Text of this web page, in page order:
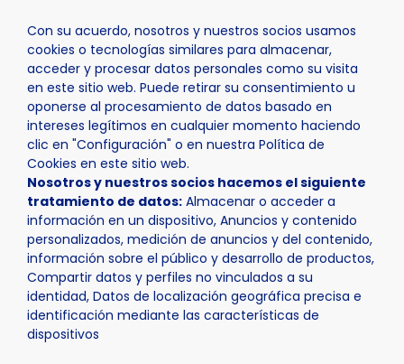
Con su acuerdo, nosotros y nuestros socios usamos
cookies o tecnologías similares para almacenar,
acceder y procesar datos personales como su visita
en este sitio web. Puede retirar su consentimiento u
oponerse al procesamiento de datos basado en
intereses legítimos en cualquier momento haciendo
clic en "Configuración" o en nuestra Política de
Cookies en este sitio web.
Nosotros y nuestros socios hacemos el siguiente
tratamiento de datos: Almacenar o acceder a
información en un dispositivo, Anuncios y contenido
personalizados, medición de anuncios y del contenido,
información sobre el público y desarrollo de productos,
Compartir datos y perfiles no vinculados a su
identidad, Datos de localización geográfica precisa e
identificación mediante las características de
dispositivos
Inicio Actualidad Agenda Campeonato de